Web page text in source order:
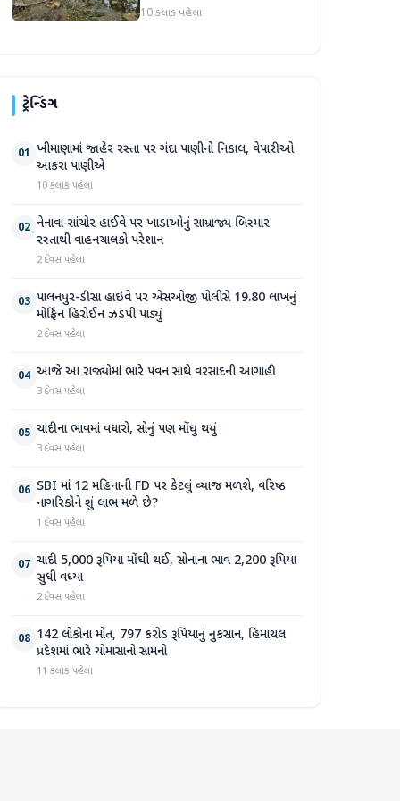
સપ્તાહમાં સેંકડો ભૂંડોના મોત
10 કલાક પહેલા
ટ્રેન્ડિંગ
01 ખીમાણામાં જાહેર રસ્તા પર ગંદા પાણીનો નિકાલ, વેપારીઓ
આકરા પાણીએ
10 કલાક પહેલા
02 નેનાવા-સાંચોર હાઈવે પર ખાડાઓનું સામ્રાજ્ય બિસ્માર
રસ્તાથી વાહનચાલકો પરેશાન
2 દિવસ પહેલા
03 પાલનપુર-ડીસા હાઇવે પર એસઓજી પોલીસે 19.80 લાખનું
મોર્ફિન હિરોઈન ઝડપી પાડ્યું
2 દિવસ પહેલા
04 આજે આ રાજ્યોમાં ભારે પવન સાથે વરસાદની આગાહી
3 દિવસ પહેલા
05 ચાંદીના ભાવમાં વધારો, સોનું પણ મોંઘુ થયું
3 દિવસ પહેલા
06 SBI માં 12 મહિનાની FD પર કેટલું વ્યાજ મળશે, વરિષ્ઠ
નાગરિકોને શું લાભ મળે છે?
1 દિવસ પહેલા
07 ચાંદી 5,000 રૂપિયા મોંઘી થઈ, સોનાના ભાવ 2,200 રૂપિયા
સુધી વધ્યા
2 દિવસ પહેલા
08 142 લોકોના મોત, 797 કરોડ રૂપિયાનું નુકસાન, હિમાચલ
પ્રદેશમાં ભારે ચોમાસાનો સામનો
11 કલાક પહેલા